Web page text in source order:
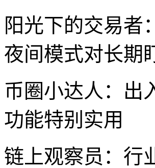
阳光下的交易者
夜间模式对长期
币圈小达人：出
功能特别实用
链上观察员：行